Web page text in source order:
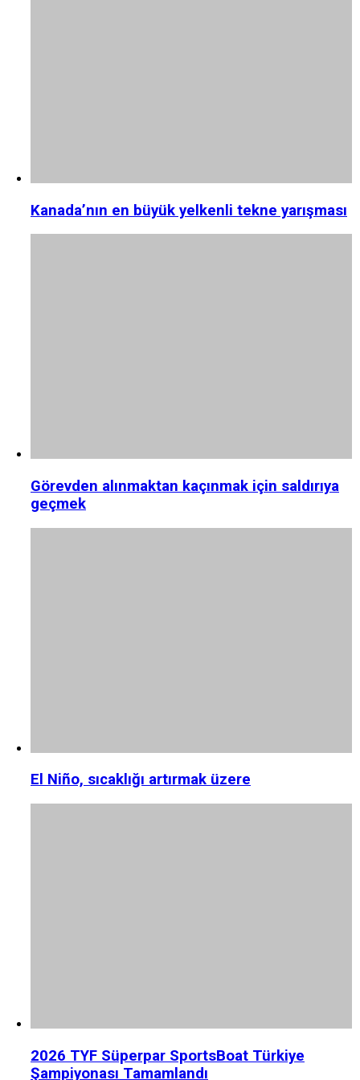
Kanada’nın en büyük yelkenli tekne yarışması
Görevden alınmaktan kaçınmak için saldırıya
geçmek
El Niño, sıcaklığı artırmak üzere
2026 TYF Süperpar SportsBoat Türkiye
Şampiyonası Tamamlandı